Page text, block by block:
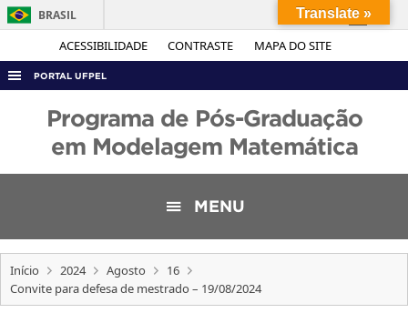
ACESSIBILIDADE CONTRASTE MAPA DO SITE
BRASIL
Simplifique!
Acesso à informação
Legislação
PORTAL UFPEL
OUVIDORIA
Programa de Pós-Graduação
em Modelagem Matemática
MENU
Início 2024 Agosto
16
Convite para defesa de mestrado – 19/08/2024
Translate »